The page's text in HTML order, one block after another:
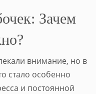
Зачем
внимание, но в
стало особенно
и постоянной